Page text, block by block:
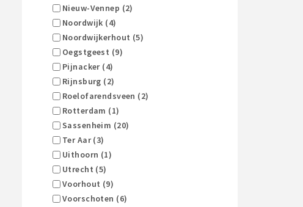
Nieuw-Vennep (2)
Noordwijk (4)
Noordwijkerhout (5)
Oegstgeest (9)
Pijnacker (4)
Rijnsburg (2)
Roelofarendsveen (2)
Rotterdam (1)
Sassenheim (20)
Ter Aar (3)
Uithoorn (1)
Utrecht (5)
Voorhout (9)
Voorschoten (6)